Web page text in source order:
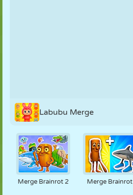
Labubu Merge
Merge Brainrot 2 Merge Brainrot